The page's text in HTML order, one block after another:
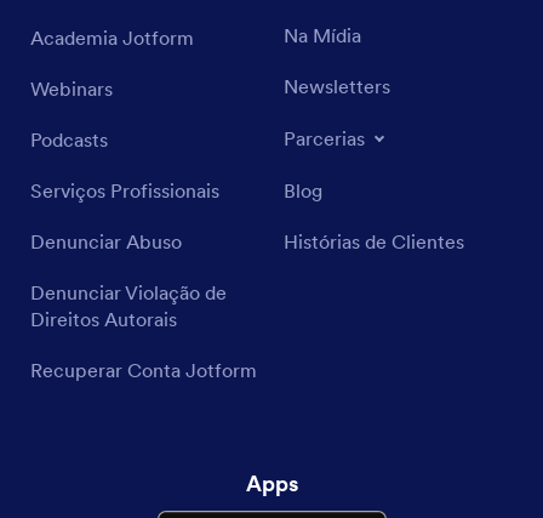
Academia Jotform
Webinars
Podcasts
Serviços Profissionais
Denunciar Abuso
Denunciar Violação de
Direitos Autorais
Recuperar Conta Jotform
Na Mídia
Newsletters
Parcerias
Blog
Histórias de Clientes
Apps